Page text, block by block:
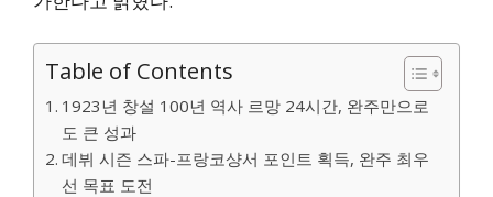
Table of Contents
1923년 창설 100년 역사 르망 24시간, 완주만으로
도 큰 성과
데뷔 시즌 스파-프랑코샹서 포인트 획득, 완주 최우
선 목표 도전